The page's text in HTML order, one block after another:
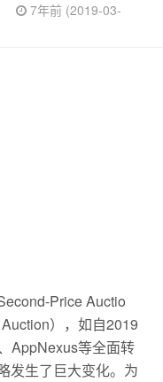
7年前 (2019-03-
Price Auctio
），如自2019
AppNexus等全面转
发生了巨大变化。为